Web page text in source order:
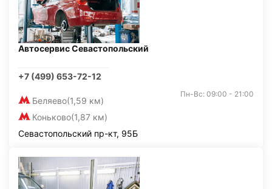
Автосервис Севастопольский
+7 (499) 653-72-12
Беляево(1,59 км)
Коньково(1,87 км)
Пн-Вс: 09:00 - 21:00
Севастопольский пр-кт, 95Б